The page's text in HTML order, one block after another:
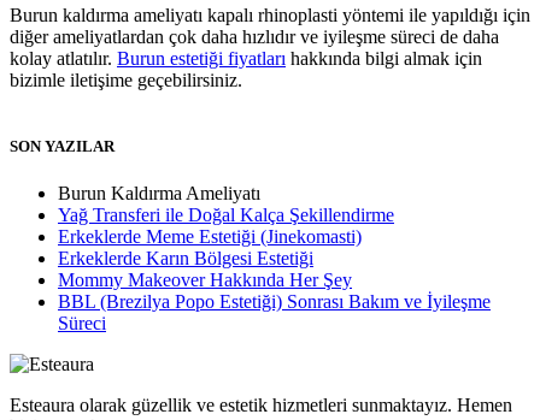
Burun kaldırma ameliyatı kapalı rhinoplasti yöntemi ile yapıldığı için
diğer ameliyatlardan çok daha hızlıdır ve iyileşme süreci de daha
kolay atlatılır. Burun estetiği fiyatları hakkında bilgi almak için
bizimle iletişime geçebilirsiniz.
SON YAZILAR
Burun Kaldırma Ameliyatı
Yağ Transferi ile Doğal Kalça Şekillendirme
Erkeklerde Meme Estetiği (Jinekomasti)
Erkeklerde Karın Bölgesi Estetiği
Mommy Makeover Hakkında Her Şey
BBL (Brezilya Popo Estetiği) Sonrası Bakım ve İyileşme
Süreci
Esteaura olarak güzellik ve estetik hizmetleri sunmaktayız. Hemen